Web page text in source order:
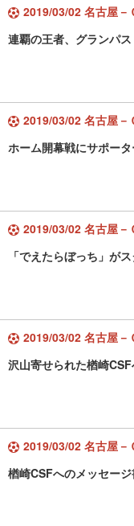
2019/03/02 名古屋－
連覇の王者、グランパス
2019/03/02 名古屋－
ホーム開幕戦にサポータ
2019/03/02 名古屋－
「でえたらぼっち」が
2019/03/02 名古屋－
沢山寄せられた楢崎
2019/03/02 名古屋－
楢崎CSFへのメッセー